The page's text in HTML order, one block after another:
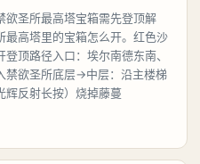
欲圣所最高塔宝箱需先登顶解
最高塔里的宝箱怎么开。红色沙
顶路径入口：埃尔南德东南、
禁欲圣所底层→中层：沿主楼梯
辉反射长按）烧掉藤蔓